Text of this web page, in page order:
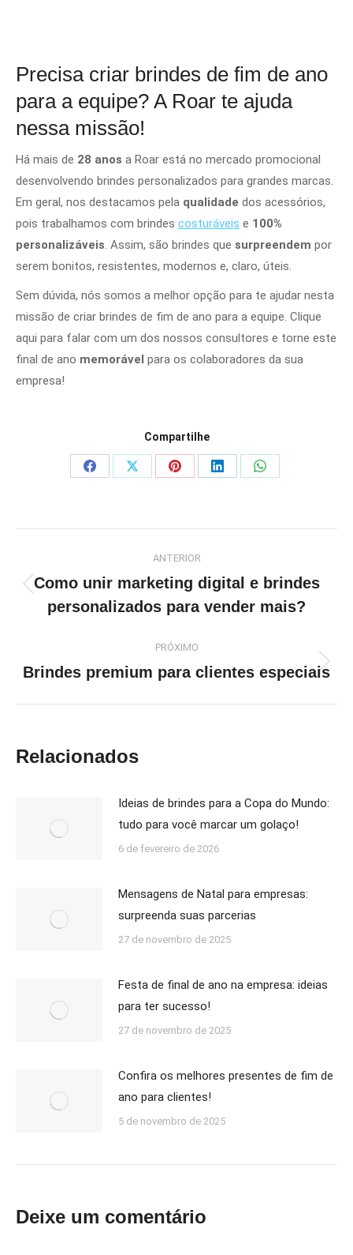
Precisa criar brindes de fim de ano
para a equipe? A Roar te ajuda
nessa missão!
Há mais de 28 anos a Roar está no mercado promocional
desenvolvendo brindes personalizados para grandes marcas.
Em geral, nos destacamos pela qualidade dos acessórios,
pois trabalhamos com brindes costuráveis e 100%
personalizáveis. Assim, são brindes que surpreendem por
serem bonitos, resistentes, modernos e, claro, úteis.
Sem dúvida, nós somos a melhor opção para te ajudar nesta
missão de criar brindes de fim de ano para a equipe. Clique
aqui para falar com um dos nossos consultores e torne este
final de ano memorável para os colaboradores da sua
empresa!
Compartilhe
Share
Share
Share
Share
Share
de
post:
ANTERIOR
Post
anterior:
Como unir marketing digital e brindes
personalizados para vender mais?
PRÓXIMO
Próximo
Brindes premium para clientes especiais
Relacionados
Ideias de brindes para a Copa do Mundo:
tudo para você marcar um golaço!
6 de fevereiro de 2026
Mensagens de Natal para empresas:
surpreenda suas parcerias
27 de novembro de 2025
Festa de final de ano na empresa: ideias
para ter sucesso!
27 de novembro de 2025
Confira os melhores presentes de fim de
ano para clientes!
5 de novembro de 2025
Deixe um comentário